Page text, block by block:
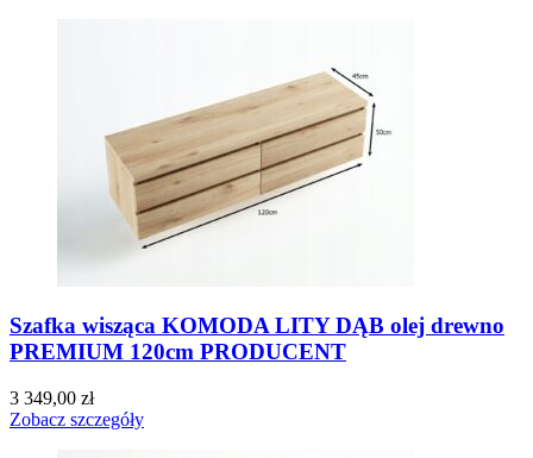
Szafka wisząca KOMODA LITY DĄB olej drewno
PREMIUM 120cm PRODUCENT
3 349,00 zł
Zobacz szczegóły